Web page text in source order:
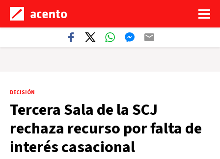
DECISIÓN
Tercera Sala de la SCJ
rechaza recurso por falta de
interés casacional